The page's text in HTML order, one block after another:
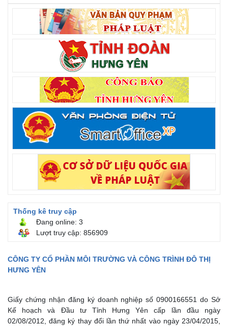
Thống kê truy cập
Đang online: 3
Lượt truy cập: 856909
CÔNG TY CỔ PHẦN MÔI TRƯỜNG VÀ CÔNG TRÌNH ĐÔ THỊ
HƯNG YÊN
Giấy chứng nhận đăng ký doanh nghiệp số 0900166551 do Sở
Kế hoạch và Đầu tư Tỉnh Hưng Yên cấp lần đầu ngày
02/08/2012, đăng ký thay đổi lần thứ nhất vào ngày 23/04/2015,